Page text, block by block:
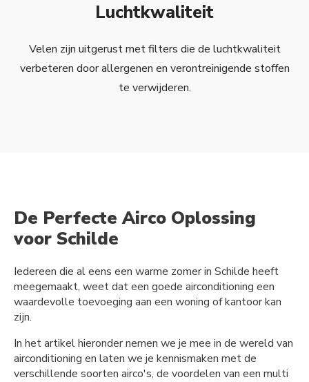
Luchtkwaliteit
Velen zijn uitgerust met filters die de luchtkwaliteit
verbeteren door allergenen en verontreinigende stoffen
te verwijderen.
De Perfecte Airco Oplossing
voor Schilde
Iedereen die al eens een warme zomer in Schilde heeft
meegemaakt, weet dat een goede airconditioning een
waardevolle toevoeging aan een woning of kantoor kan
zijn.
In het artikel hieronder nemen we je mee in de wereld van
airconditioning en laten we je kennismaken met de
verschillende soorten airco's, de voordelen van een multi